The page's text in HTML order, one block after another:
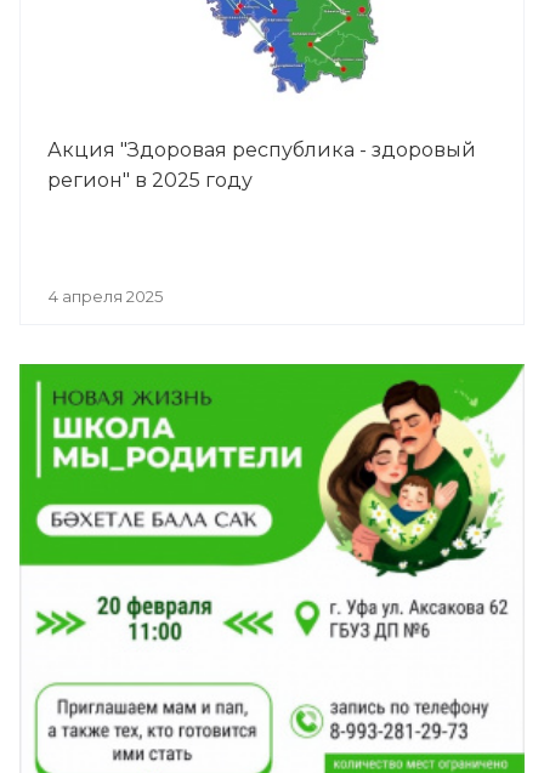
Акция "Здоровая республика - здоровый
регион" в 2025 году
4 апреля 2025